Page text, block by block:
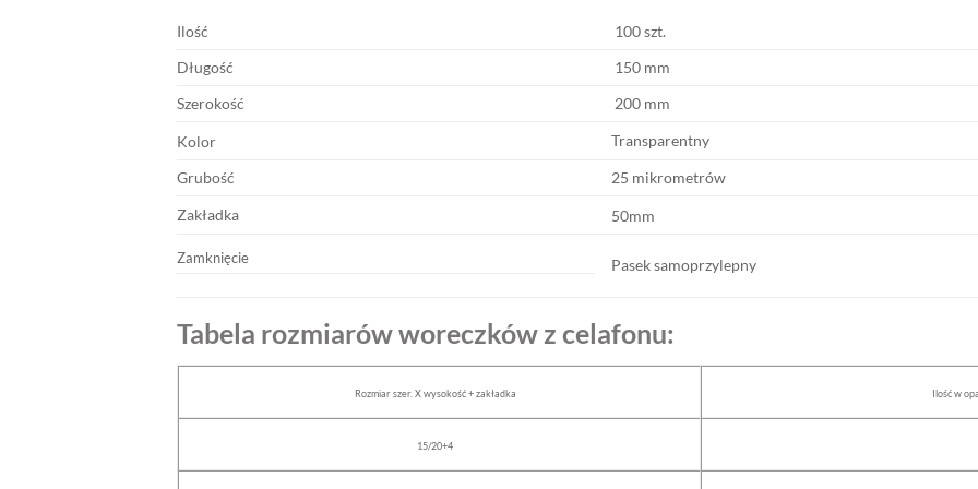
Ilość
100 szt.
Długość
150 mm
Szerokość
200 mm
Kolor
Transparentny
Grubość
25 mikrometrów
Zakładka
50mm
Zamknięcie Pasek samoprzylepny
Tabela rozmiarów woreczków z celafonu:
Rozmiar szer. X wysokość + zakładka Ilość w
15/20+4